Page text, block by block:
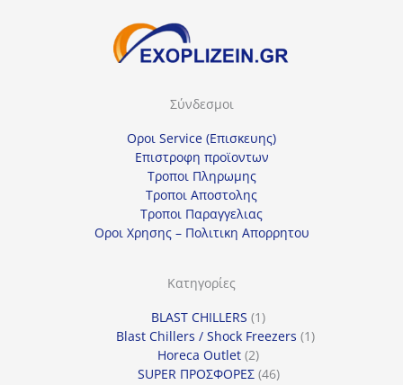
Σύνδεσμοι
Οροι Service (Επισκευης)
Επιστροφη προϊοντων
Τροποι Πληρωμης
Τροποι Αποστολης
Τροποι Παραγγελιας
Οροι Χρησης – Πολιτικη Απορρητου
Κατηγορίες
BLAST CHILLERS 11
προϊόν
Blast Chillers / Shock Freezers 11
Horeca Outlet 22
προϊόντα
SUPER ΠΡΟΣΦΟΡΕΣ 4646